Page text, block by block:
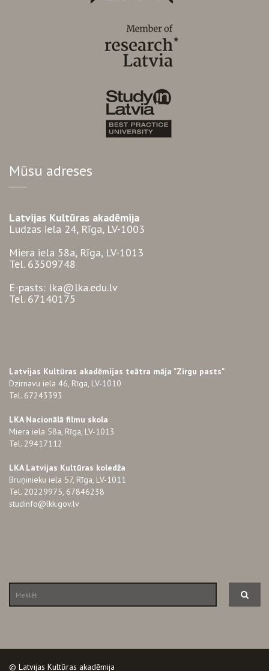
Mūsu adreses
Latvijas Kultūras akadēmija
Ludzas iela 24, Rīga, LV-1003
Miera iela 58a, Rīga, LV-1013
Tel. 63509748
E-pasts: lka@lka.edu.lv
Tel. 67140175
Latvijas Kultūras akadēmijas teātra māja "Zirgu pasts"
Dzirnavu iela 46, Rīga, LV-1010
Tel. 67243393
LKA Nacionālā filmu skola
Miera iela 58a, Rīga, LV-1013
Tel. 29417112
LKA Latvijas Kultūras koledža
Bruņinieku iela 57, Rīga, LV-1011
Tel. 20229975, 67846238
studinfo@lkk.gov.lv
© Latvijas Kultūras akadēmija